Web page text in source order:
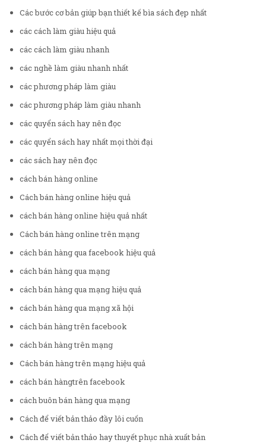
Các bước cơ bản giúp bạn thiết kế bìa sách đẹp nhất
các cách làm giàu hiệu quả
các cách làm giàu nhanh
các nghề làm giàu nhanh nhất
các phương pháp làm giàu
các phương pháp làm giàu nhanh
các quyển sách hay nên đọc
các quyển sách hay nhất mọi thời đại
các sách hay nên đọc
cách bán hàng online
Cách bán hàng online hiệu quả
cách bán hàng online hiệu quả nhất
Cách bán hàng online trên mạng
cách bán hàng qua facebook hiệu quả
cách bán hàng qua mạng
cách bán hàng qua mạng hiệu quả
cách bán hàng qua mạng xã hội
cách bán hàng trên facebook
cách bán hàng trên mạng
Cách bán hàng trên mạng hiệu quả
cách bán hàngtrên facebook
cách buôn bán hàng qua mạng
Cách để viết bản thảo đầy lôi cuốn
Cách để viết bản thảo hay thuyết phục nhà xuất bản